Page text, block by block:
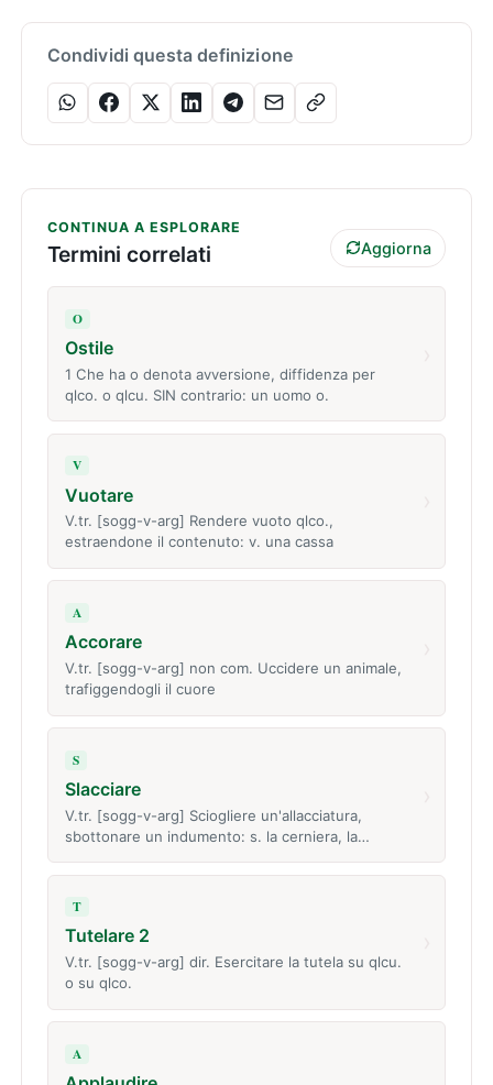
Condividi questa definizione
CONTINUA A ESPLORARE
Termini correlati Aggiorna
O
Ostile
1 Che ha o denota avversione, diffidenza per
qlco. o qlcu. SIN contrario: un uomo o.
V
Vuotare
V.tr. [sogg-v-arg] Rendere vuoto qlco.,
estraendone il contenuto: v. una cassa
A
Accorare
V.tr. [sogg-v-arg] non com. Uccidere un animale,
trafiggendogli il cuore
S
Slacciare
V.tr. [sogg-v-arg] Sciogliere un'allacciatura,
sbottonare un indumento: s. la cerniera, la…
T
Tutelare 2
V.tr. [sogg-v-arg] dir. Esercitare la tutela su qlcu.
o su qlco.
A